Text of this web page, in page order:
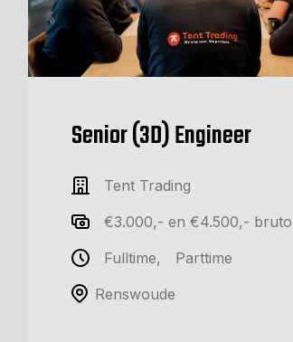
Senior (3D) Engineer
Tent Trading
€3.000,- en €4.500,- bruto
Fulltime,
Parttime
Renswoude